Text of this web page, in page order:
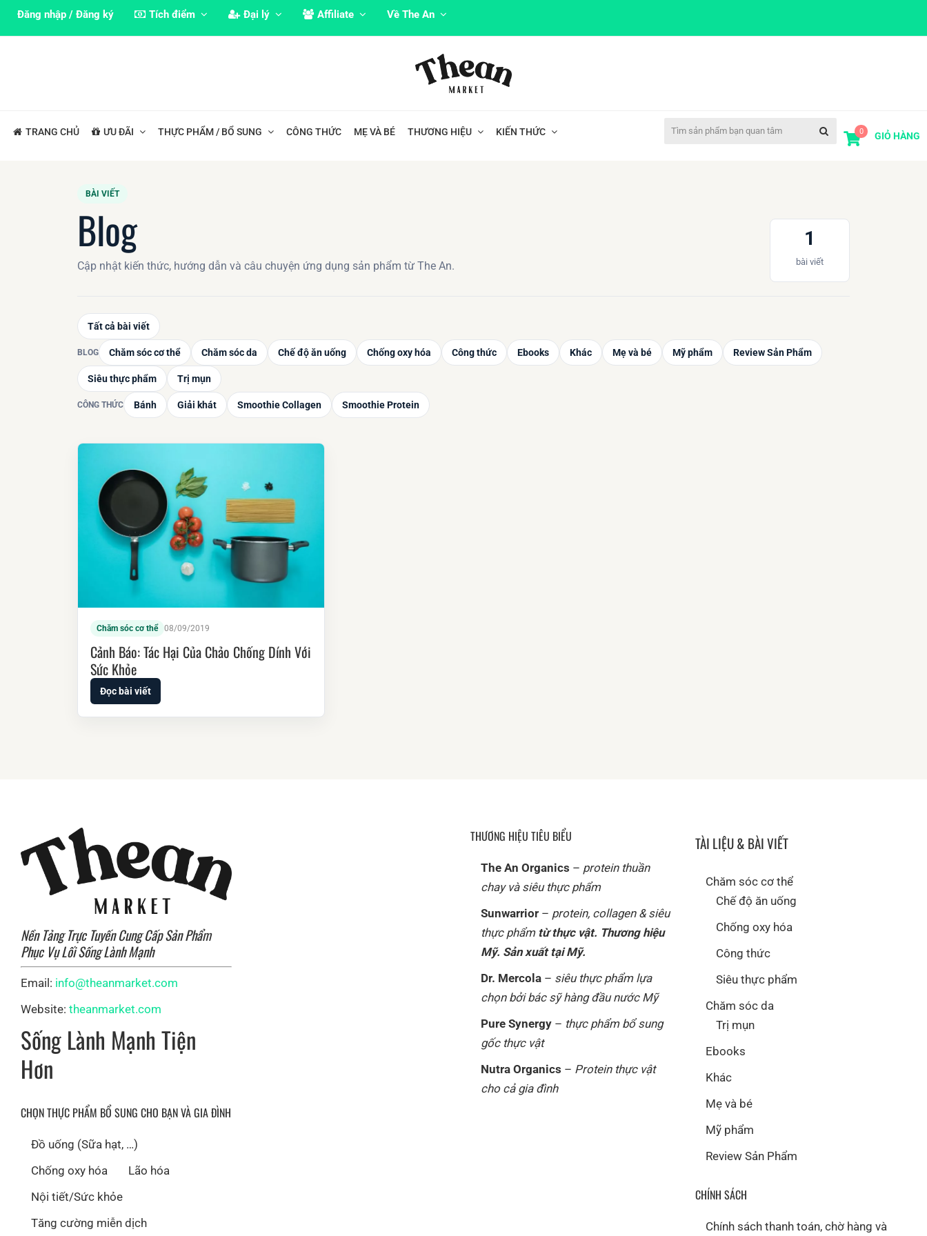
Đăng nhập / Đăng ký Tích điểm Đại lý Affiliate Về The An
TRANG CHỦ ƯU ĐÃI THỰC PHẨM / BỔ SUNG CÔNG THỨC MẸ VÀ BÉ THƯƠNG HIỆU KIẾN THỨC 0 GIỎ HÀNG
BÀI VIẾT
Blog
Cập nhật kiến thức, hướng dẫn và câu chuyện ứng dụng sản phẩm từ The An.
1
bài viết
Tất cả bài viết
BLOG Chăm sóc cơ thể Chăm sóc da Chế độ ăn uống Chống oxy hóa Công thức Ebooks Khác Mẹ và bé Mỹ phẩm Review Sản Phẩm
Siêu thực phẩm Trị mụn
CÔNG THỨC Bánh Giải khát Smoothie Collagen Smoothie Protein
Chăm sóc cơ thể 08/09/2019
Cảnh Báo: Tác Hại Của Chảo Chống Dính Với
Sức Khỏe
Đọc bài viết
Nền Tảng Trực Tuyến Cung Cấp Sản Phẩm
Phục Vụ Lối Sống Lành Mạnh
Email: info@theanmarket.com
Website: theanmarket.com
Sống Lành Mạnh Tiện
Hơn
CHỌN THỰC PHẨM BỔ SUNG CHO BẠN VÀ GIA ĐÌNH
Đồ uống (Sữa hạt, …)
Chống oxy hóa
Lão hóa
Nội tiết/Sức khỏe
Tăng cường miễn dịch
THƯƠNG HIỆU TIÊU BIỂU
The An Organics – protein thuần
chay và siêu thực phẩm
Sunwarrior – protein, collagen & siêu
thực phẩm từ thực vật. Thương hiệu
Mỹ. Sản xuất tại Mỹ.
Dr. Mercola – siêu thực phẩm lựa
chọn bởi bác sỹ hàng đầu nước Mỹ
Pure Synergy – thực phẩm bổ sung
gốc thực vật
Nutra Organics – Protein thực vật
cho cả gia đình
TÀI LIỆU & BÀI VIẾT
Chăm sóc cơ thể
Chế độ ăn uống
Chống oxy hóa
Công thức
Siêu thực phẩm
Chăm sóc da
Trị mụn
Ebooks
Khác
Mẹ và bé
Mỹ phẩm
Review Sản Phẩm
CHÍNH SÁCH
Chính sách thanh toán, chờ hàng và